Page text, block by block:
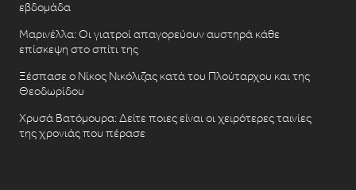
εβδομάδα
Μαρινέλλα: Οι γιατροί απαγορεύουν αυστηρά κάθε
επίσκεψη στο σπίτι της
Ξέσπασε ο Νίκος Νικόλιζας κατά του Πλούταρχου και της
Θεοδωρίδου
Χρυσά Βατόμουρα: Δείτε ποιες είναι οι χειρότερες ταινίες
της χρονιάς που πέρασε